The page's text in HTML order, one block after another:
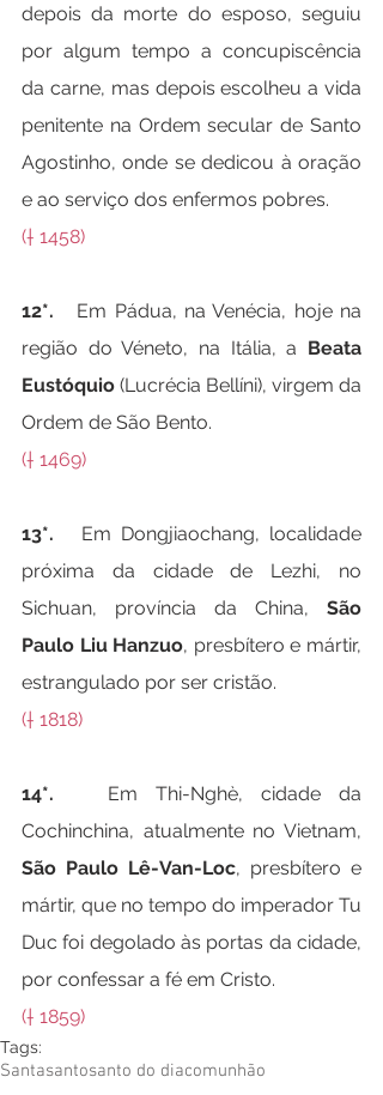
depois da morte do esposo, seguiu
por algum tempo a concupiscência
da carne, mas depois escolheu a vida
penitente na Ordem secular de Santo
Agostinho, onde se dedicou à oração
e ao serviço dos enfermos pobres.
(† 1458)
12*. Em Pádua, na Venécia, hoje na
região do Véneto, na Itália, a Beata
Eustóquio (Lucrécia Bellíni), virgem da
Ordem de São Bento.
(† 1469)
13*. Em Dongjiaochang, localidade
próxima da cidade de Lezhi, no
Sichuan, província da China, São
Paulo Liu Hanzuo, presbítero e mártir,
estrangulado por ser cristão.
(† 1818)
14*. Em Thi-Nghè, cidade da
São Paulo Lê-Van-Loc, presbítero e
mártir, que no tempo do imperador Tu
Duc foi degolado às portas da cidade,
por confessar a fé em Cristo.
(† 1859)
Tags:
Santasantosanto do diacomunhão